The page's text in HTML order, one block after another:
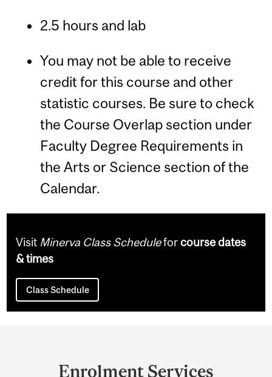
2.5 hours and lab
You may not be able to receive
credit for this course and other
statistic courses. Be sure to check
the Course Overlap section under
Faculty Degree Requirements in
the Arts or Science section of the
Calendar.
Visit Minerva Class Scheduleforcourse dates
& times
Class Schedule
Enrolment Services